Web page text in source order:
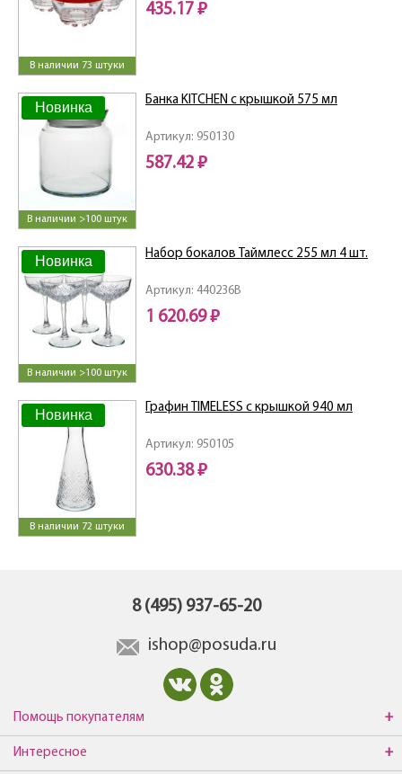
В наличии 73 штуки
435.17 ₽
Новинка
В наличии >100 штук
Артикул: 950130
Банка KITCHEN с крышкой 575 мл
587.42 ₽
Новинка
В наличии >100 штук
Артикул: 440236B
Набор бокалов Таймлесс 255 мл 4 шт.
1 620.69 ₽
Новинка
В наличии 72 штуки
Артикул: 950105
Графин TIMELESS с крышкой 940 мл
630.38 ₽
8 (495) 937-65-20
ishop@posuda.ru
Помощь покупателям
Интересное